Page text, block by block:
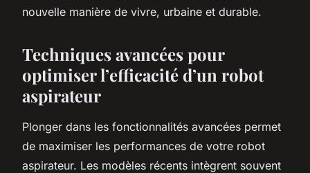
nouvelle manière de vivre, urbaine et durable.
Techniques avancées pour
optimiser l’efficacité d’un robot
aspirateur
Plonger dans les fonctionnalités avancées permet
de maximiser les performances de votre robot
aspirateur. Les modèles récents intègrent souvent